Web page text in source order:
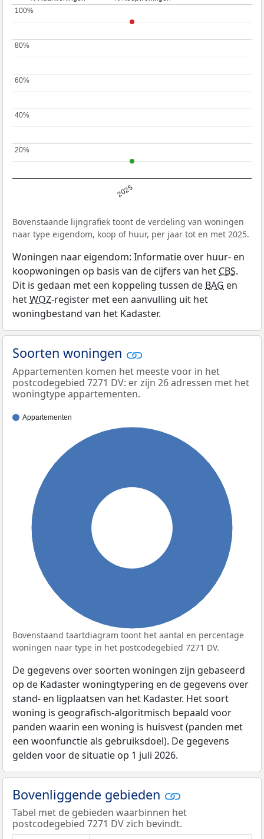
2025
20%
20%
40%
40%
60%
60%
80%
80%
100%
100%
Bovenstaande lijngrafiek toont de verdeling van woningen
naar type eigendom, koop of huur, per jaar tot en met 2025.
Woningen naar eigendom: Informatie over huur- en
koopwoningen op basis van de cijfers van hetCBS.
Dit is gedaan met een koppeling tussen deBAG en
hetWOZ-register met een aanvulling uit het
woningbestand van het Kadaster.
Soorten woningen
Appartementen komen het meeste voor in het
postcodegebied 7271 DV: er zijn 26 adressen met het
woningtype appartementen.
Appartementen
Bovenstaand taartdiagram toont het aantal en percentage
woningen naar type in het postcodegebied 7271 DV.
De gegevens over soorten woningen zijn gebaseerd
op de Kadaster woningtypering en de gegevens over
stand- en ligplaatsen van het Kadaster. Het soort
woning is geografisch-algoritmisch bepaald voor
panden waarin een woning is huisvest (panden met
een woonfunctie als gebruiksdoel). De gegevens
gelden voor de situatie op 1 juli 2026.
Bovenliggende gebieden
Tabel met de gebieden waarbinnen het
postcodegebied 7271 DV zich bevindt.